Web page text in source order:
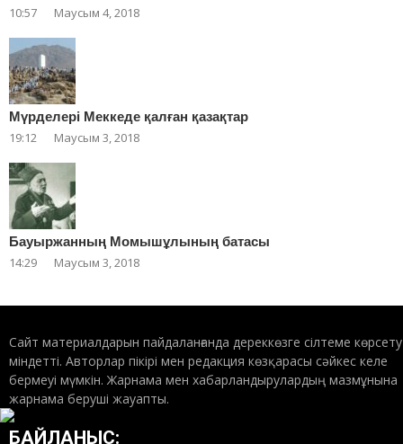
10:57 Маусым 4, 2018
Мүрделері Меккеде қалған қазақтар
19:12 Маусым 3, 2018
Бауыржанның Момышұлының батасы
14:29 Маусым 3, 2018
Сайт материалдарын пайдаланғанда дереккөзге сілтеме көрсету
міндетті. Авторлар пікірі мен редакция көзқарасы сәйкес келе
бермеуі мүмкін. Жарнама мен хабарландырулардың мазмұнына
жарнама беруші жауапты.
БАЙЛАНЫС: